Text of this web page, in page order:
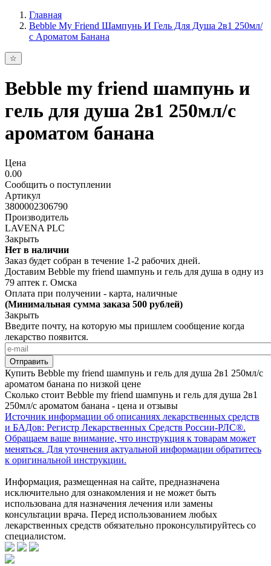
Главная
Bebble My Friend Шампунь И Гель Для Душа 2в1 250мл/
с Ароматом Банана
Bebble my friend шампунь и
гель для душа 2в1 250мл/с
ароматом банана
Цена
0.00
Сообщить о поступлении
Артикул
3800002306790
Производитель
LAVENA PLC
Закрыть
Нет в наличии
Заказ будет собран в течение 1-2 рабочих дней.
Доставим Bebble my friend шампунь и гель для душа в одну из
79 аптек г. Омска
Оплата при получении - карта, наличные
(Минимальная сумма заказа 500 рублей)
Закрыть
Введите почту, на которую мы пришлем сообщение когда
лекарство появится.
Купить Bebble my friend шампунь и гель для душа 2в1 250мл/с
ароматом банана по низкой цене
Сколько стоит Bebble my friend шампунь и гель для душа 2в1
250мл/с ароматом банана - цена и отзывы
Источник информации об описаниях лекарственных средств
и БАДов: Регистр Лекарственных Средств России-РЛС®.
Обращаем ваше внимание, что инструкция к товарам может
меняться. Для уточнения актуальной информации обратитесь
к оригинальной инструкции.
Информация, размещенная на сайте, предназначена
исключительно для ознакомления и не может быть
использована для назначения лечения или замены
консультации врача. Перед использованием любых
лекарственных средств обязательно проконсультируйтесь со
специалистом.